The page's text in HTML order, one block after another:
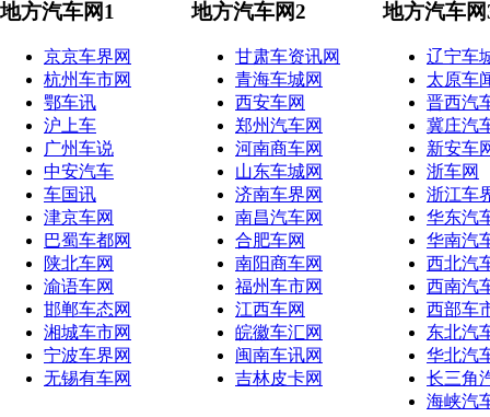
地方汽车网1
京京车界网
杭州车市网
鄂车讯
沪上车
广州车说
中安汽车
车国讯
津京车网
巴蜀车都网
陕北车网
渝语车网
邯郸车态网
湘城车市网
宁波车界网
无锡有车网
地方汽车网2
甘肃车资讯网
青海车城网
西安车网
郑州汽车网
河南商车网
山东车城网
济南车界网
南昌汽车网
合肥车网
南阳商车网
福州车市网
江西车网
皖徽车汇网
闽南车讯网
吉林皮卡网
地方汽车网
辽宁车
太原车
晋西汽
冀庄汽
新安车
浙车网
浙江车
华东汽
华南汽
西北汽
西南汽
西部车
东北汽
华北汽
长三角
海峡汽